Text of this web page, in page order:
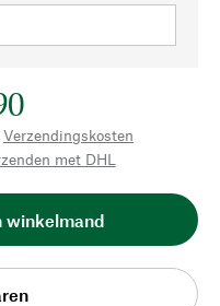
Verzendingskosten
met DHL
winkelmand